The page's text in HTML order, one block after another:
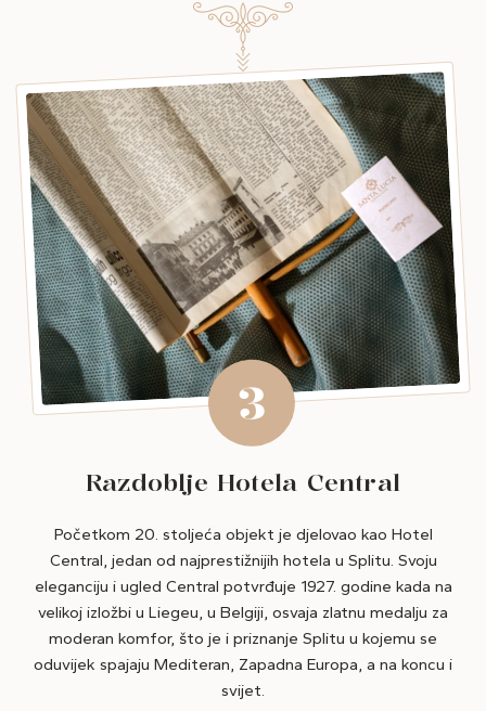
3
Razdoblje Hotela Central
Početkom 20. stoljeća objekt je djelovao kao Hotel
Central, jedan od najprestižnijih hotela u Splitu. Svoju
eleganciju i ugled Central potvrđuje 1927. godine kada na
velikoj izložbi u Liegeu, u Belgiji, osvaja zlatnu medalju za
moderan komfor, što je i priznanje Splitu u kojemu se
oduvijek spajaju Mediteran, Zapadna Europa, a na koncu i
svijet.